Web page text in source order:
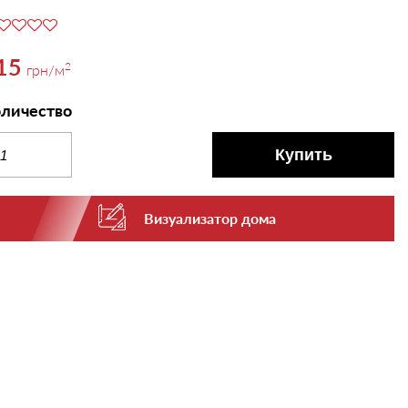
грн/м2
Купить
Визуализатор дома